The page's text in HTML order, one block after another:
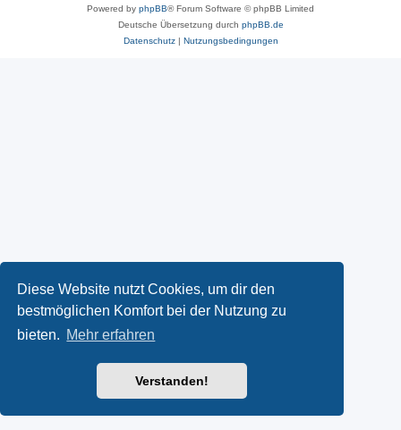
Diese Website nutzt Cookies, um dir den
bestmöglichen Komfort bei der Nutzung zu
bieten. Mehr erfahren
Verstanden!
Powered by phpBB® Forum Software © phpBB Limited
Deutsche Übersetzung durch phpBB.de
Datenschutz| Nutzungsbedingungen